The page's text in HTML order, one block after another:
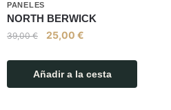
PANELES
NORTH BERWICK
39,00€ 25,00 €
Añadir a la cesta